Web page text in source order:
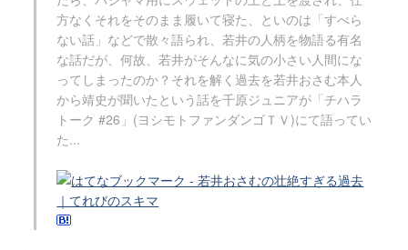
方なくそれをそのまま履いて寝た、といのは「すべら
ない話」などで散々語られ、若井の人柄を物語る有名
な話だが、何故、若井がそんなに気の小さい人間にな
ってしまったのか？それを解く過去を若井おさむ本人
から靖史が聞いたという話を千原ジュニアが「チハラ
トーク #26」(ヨシモトファンダンゴＴＶ)にて語ってい
た...